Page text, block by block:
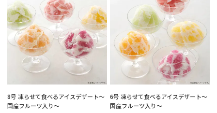
8号 凍らせて食べるアイスデザート～
国産フルーツ入り～
6号 凍らせて食べるアイスデザート～
国産フルーツ入り～